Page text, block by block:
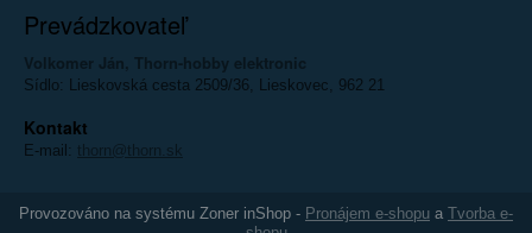
Prevádzkovateľ
Volkomer Ján, Thorn-hobby elektronic
Sídlo: Lieskovská cesta 2509/36, Lieskovec, 962 21
Kontakt
E-mail: thorn@thorn.sk
Provozováno na systému Zoner inShop - Pronájem e-shopu a Tvorba e-